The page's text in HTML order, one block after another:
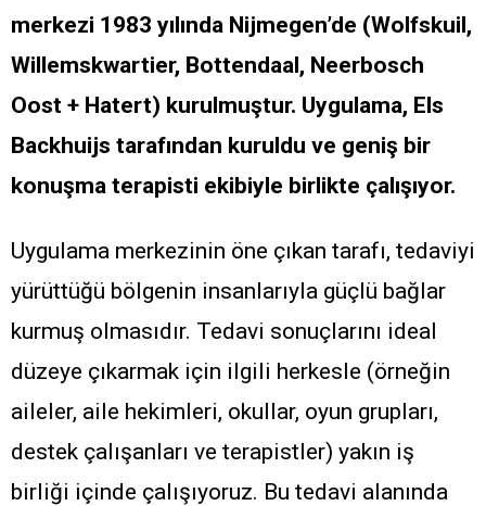
merkezi 1983 yılında Nijmegen’de (Wolfskuil,
Willemskwartier, Bottendaal, Neerbosch
Oost + Hatert) kurulmuştur. Uygulama, Els
Backhuijs tarafından kuruldu ve geniş bir
konuşma terapisti ekibiyle birlikte çalışıyor.
Uygulama merkezinin öne çıkan tarafı, tedaviyi
yürüttüğü bölgenin insanlarıyla güçlü bağlar
kurmuş olmasıdır. Tedavi sonuçlarını ideal
düzeye çıkarmak için ilgili herkesle (örneğin
aileler, aile hekimleri, okullar, oyun grupları,
destek çalışanları ve terapistler) yakın iş
birliği içinde çalışıyoruz. Bu tedavi alanında